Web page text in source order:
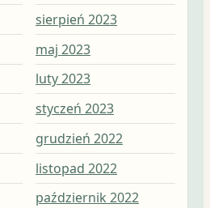
sierpień 2023
maj 2023
luty 2023
styczeń 2023
grudzień 2022
listopad 2022
październik 2022